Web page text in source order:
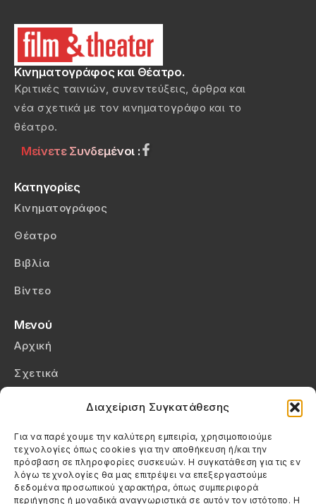
Διαχείριση Συγκατάθεσης
Για να παρέχουμε την καλύτερη εμπειρία, χρησιμοποιούμε
τεχνολογίες όπως cookies για την αποθήκευση ή/και την
πρόσβαση σε πληροφορίες συσκευών. Η συγκατάθεση για τις εν
λόγω τεχνολογίες θα μας επιτρέψει να επεξεργαστούμε
δεδομένα προσωπικού χαρακτήρα, όπως συμπεριφορά
περιήγησης ή μοναδικά αναγνωριστικά σε αυτόν τον ιστότοπο. Η
Κινηματογράφος και Θέατρο.
Κριτικές ταινιών, συνεντεύξεις, άρθρα και
νέα σχετικά με τον κινηματογράφο και το
θέατρο.
Μείνετε Συνδεμένοι :
Κατηγορίες
Κινηματογράφος
Θέατρο
Βιβλία
Βίντεο
Μενού
Αρχική
Σχετικά
Πολιτική Cookies (ΕΕ)
Στοιχεία Επικοινωνίας